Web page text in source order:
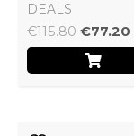
DEALS
€115.80 €77.20